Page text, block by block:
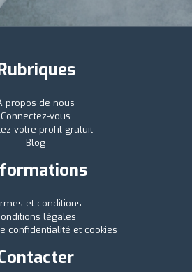
propos de nous
Connectez-vous
votre profil gratuit
Blog
et conditions
légales
confidentialité et cookies